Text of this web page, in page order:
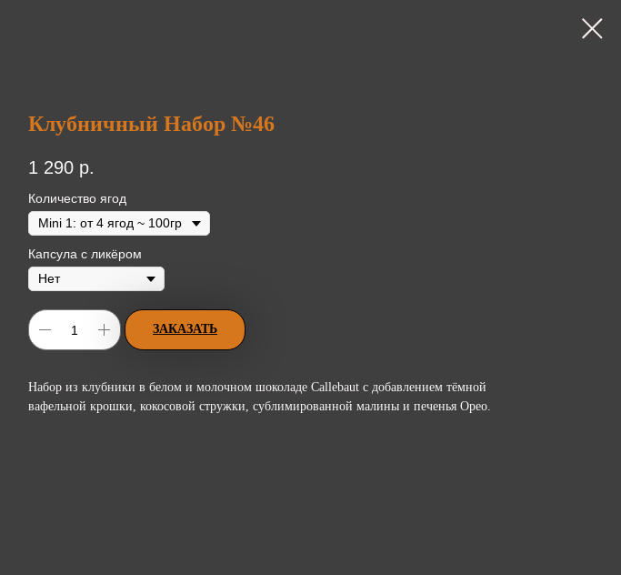
Клубничный Набор №46
1 290 р.
Количество ягод
Капсула с ликёром
ЗАКАЗАТЬ
Набор из клубники в белом и молочном шоколаде Callebaut с добавлением тёмной
вафельной крошки, кокосовой стружки, сублимированной малины и печенья Орео.